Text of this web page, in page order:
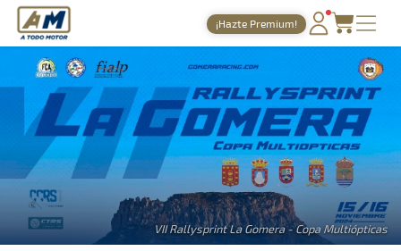
A Todo Motor · Revista del motor desde 1999
¡Hazte Premium!
PORTADA
TIEMPOS ONLINE
NOTICIAS
AGENDA
GALERÍAS
TIENDA
A Todo Motor Noticias
VII Rallysprint La Gomera - Copa Multiópticas